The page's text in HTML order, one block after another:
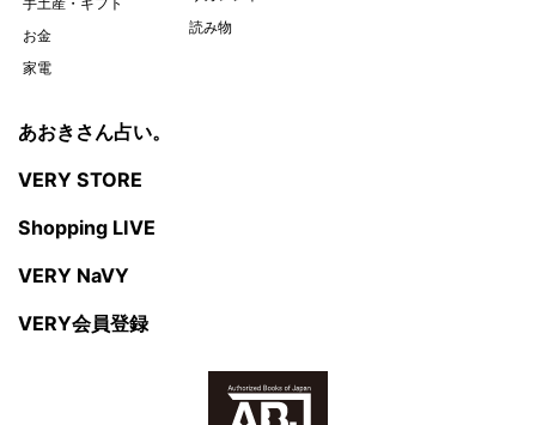
お金
家電
読み物
あおきさん占い。
VERY STORE
Shopping LIVE
VERY NaVY
VERY会員登録